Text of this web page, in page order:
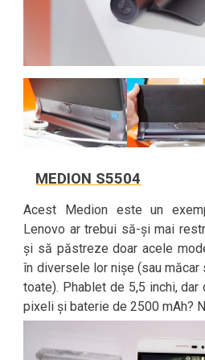
MEDION S5504
Acest Medion este un
Lenovo ar trebui să-și mai
și să păstreze doar acele
în diversele lor nișe (sau măcar
toate). Phablet de 5,5 inchi,
pixeli și baterie de 2500 mAh?